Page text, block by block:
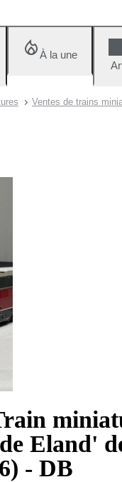
À la une
Ventes de trains
Eland'
- DB